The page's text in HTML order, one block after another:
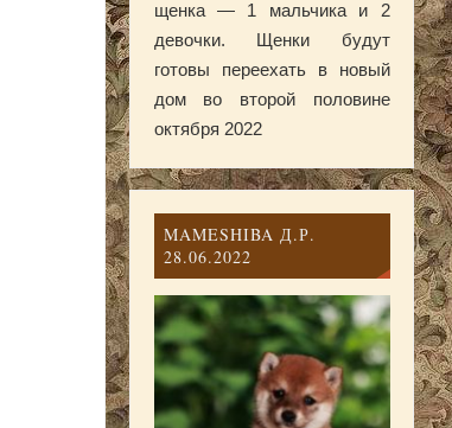
щенка — 1 мальчика и 2
девочки. Щенки будут
готовы переехать в новый
дом во второй половине
октября 2022
MAMESHIBA Д.Р.
28.06.2022